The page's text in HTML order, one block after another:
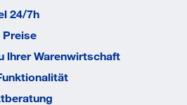
24/7h
Preise
lhrer Warenwirtschaft